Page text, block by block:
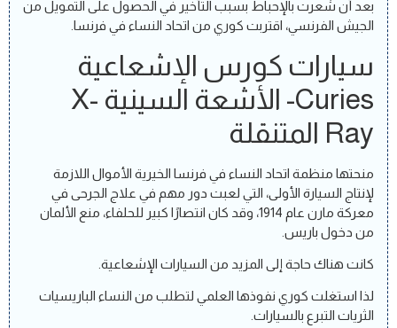
بعد أن شعرت بالإحباط بسبب التأخير في الحصول على التمويل من
الجيش الفرنسي، اقتربت كوري من اتحاد النساء في فرنسا.
سيارات كورس الإشعاعية
Curies- الأشعة السينية X-
Ray المتنقلة
منحتها منظمة اتحاد النساء في فرنسا الخيرية الأموال اللازمة
لإنتاج السيارة الأولى، التي لعبت دور مهم في علاج الجرحى في
معركة مارن عام 1914، وقد كان انتصارًا كبير للحلفاء، منع الألمان
من دخول باريس.
كانت هناك حاجة إلى المزيد من السيارات الإشعاعية.
لذا استغلت كوري نفوذها العلمي لتطلب من النساء الباريسيات
الثريات التبرع بالسيارات.